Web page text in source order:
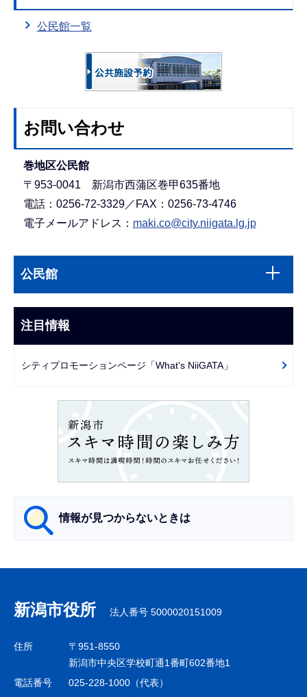
公民館一覧
お問い合わせ
巻地区公民館
〒953-0041 新潟市西蒲区巻甲635番地
電話：0256-72-3329／FAX：0256-73-4746
電子メールアドレス： maki.co@city.niigata.lg.jp
文
こ
ま
で
ビ
ー
公民館
注目情報
シティプロモーションページ「What's NiiGATA」
情報が見つからないときは
ナ
ビ
ゲ
シ
新潟市役所 法人番号 5000020151009
住所
〒951-8550
新潟市中央区学校町通1番町602番地1
電話番号
025-228-1000（代表）